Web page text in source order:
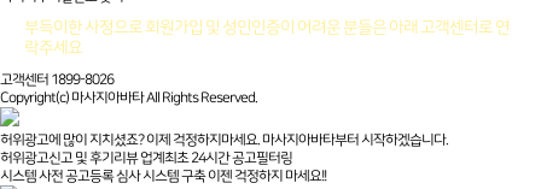
부득이한 사정으로 회원가입 및 성인인증이 어려운 분들은 아래 고객센터로 연
락주세요
고객센터 1899-8026
Copyright(c) 마사지아바타 All Rights Reserved.
허위광고에 많이 지치셨죠? 이제 걱정하지마세요. 마사지아바타부터 시작하겠습니다.
허위광고신고 및 후기리뷰 업계최초 24시간 공고필터링
시스템 사전 공고등록 심사 시스템 구축 이젠 걱정하지 마세요!!